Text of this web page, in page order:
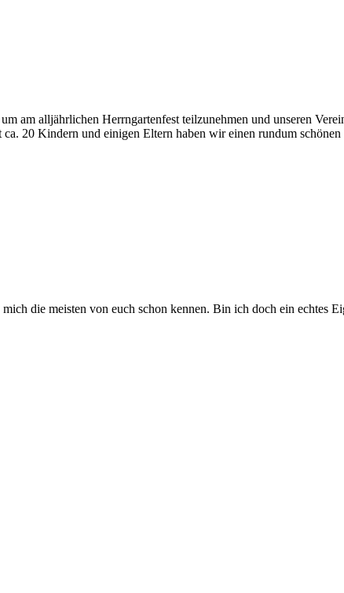
am alljährlichen Herrngartenfest teilzunehmen und unseren
20 Kindern und einigen Eltern haben wir einen rundum
die meisten von euch schon kennen. Bin ich doch ein echtes